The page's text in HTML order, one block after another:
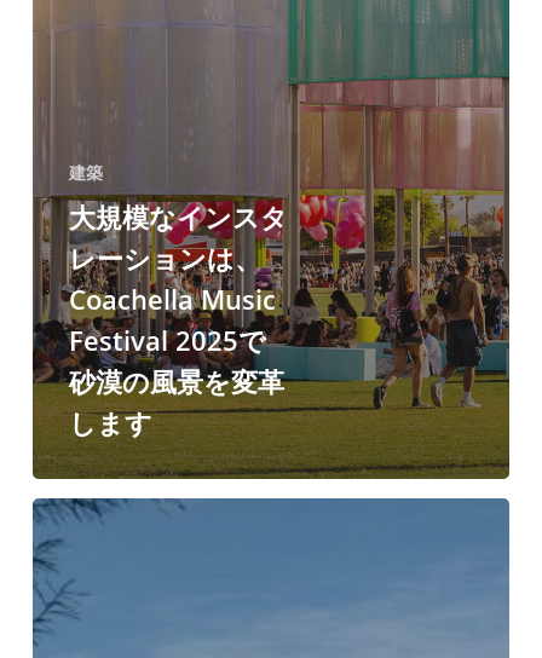
2025
砂
の
風
景
を
変
革
し
ま
す
建築
大規模なインスタ
レーションは、
Coachella Music
Festival 2025で
砂漠の風景を変革
します
ア
グ
ネ
ス・